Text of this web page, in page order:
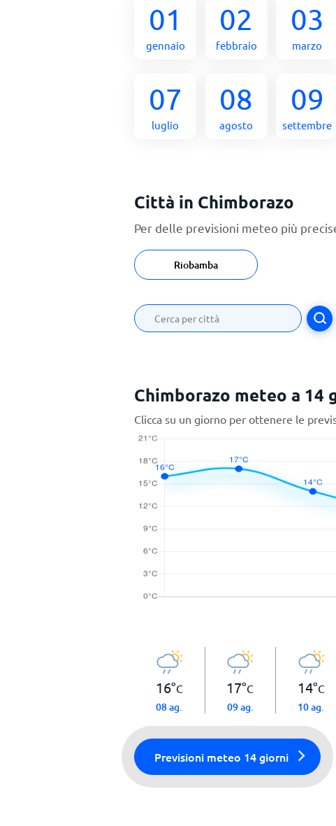
01
gennaio
02
febbraio
03
marzo
07
luglio
08
agosto
09
settembre
Città in Chimborazo
Per delle previsioni meteo più
Riobamba
Chimborazo meteo a 14
Clicca su un giorno per ottenere le
16°C
08 ag.
17°C
09 ag.
14°C
10 ag.
Previsioni meteo 14 giorni